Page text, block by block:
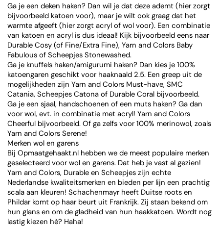
Ga je een deken haken? Dan wil je dat deze ademt (hier zorgt
bijvoorbeeld katoen voor), maar je wilt ook graag dat het
warmte afgeeft (hier zorgt acryl of wol voor). Een combinatie
van katoen en acryl is dus ideaal! Kijk bijvoorbeeld eens naar
Durable Cosy (of Fine/Extra Fine), Yarn and Colors Baby
Fabulous of Scheepjes Stonewashed.
Ga je knuffels haken/amigurumi haken? Dan kies je 100%
katoengaren geschikt voor haaknaald 2.5. Een greep uit de
mogelijkheden zijn Yarn and Colors Must-have, SMC
Catania, Scheepjes Catona of Durable Coral bijvoorbeeld.
Ga je een sjaal, handschoenen of een muts haken? Ga dan
voor wol, evt. in combinatie met acryl! Yarn and Colors
Cheerful bijvoorbeeld. Of ga zelfs voor 100% merinowol, zoals
Yarn and Colors Serene!
Merken wol en garens
Bij Opmaatgehaakt.nl hebben we de meest populaire merken
geselecteerd voor wol en garens. Dat heb je vast al gezien!
Yarn and Colors, Durable en Scheepjes zijn echte
Nederlandse kwaliteitsmerken en bieden per lijn een prachtig
scala aan kleuren! Schachenmayr heeft Duitse roots en
Phildar komt op haar beurt uit Frankrijk. Zij staan bekend om
hun glans en om de gladheid van hun haakkatoen. Wordt nog
lastig kiezen hè? Haha!